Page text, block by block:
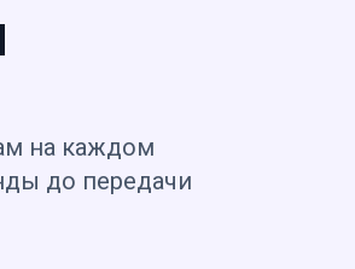
на каждом
до передачи